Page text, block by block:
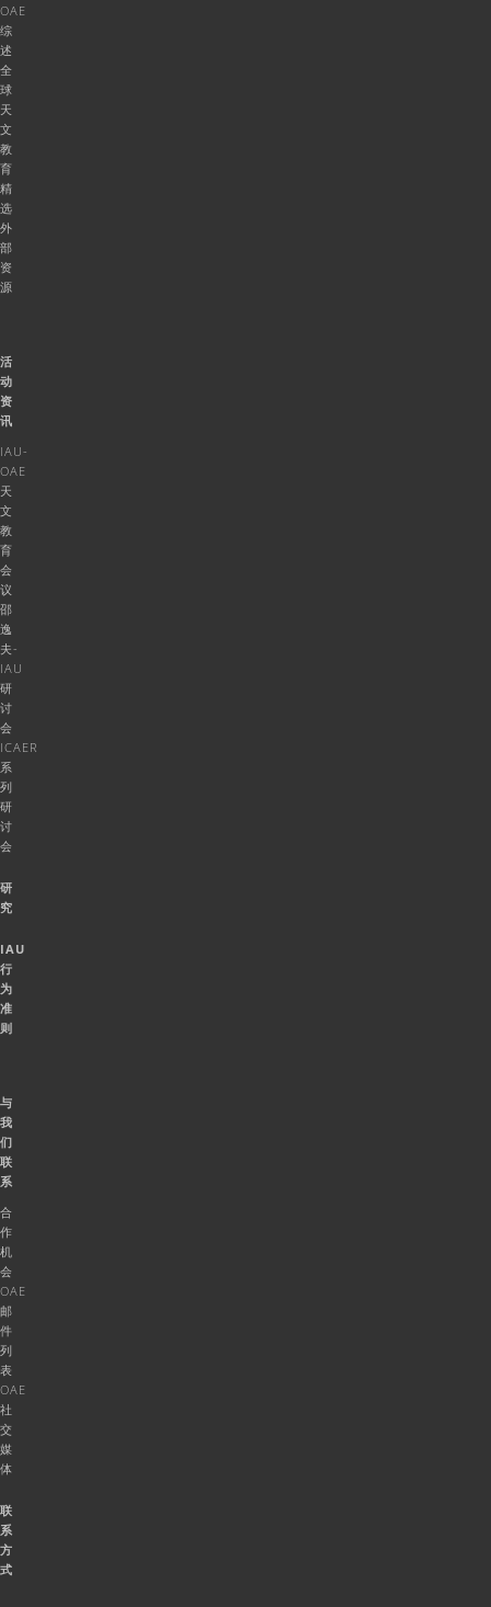
OAE
综
述
全
球
天
文
教
育
精
选
外
部
资
源
活
动
资
讯
IAU-
OAE
天
文
教
育
会
议
邵
逸
夫-
IAU
研
讨
会
ICAER
系
列
研
讨
会
研
究
IAU
行
为
准
则
与
我
们
联
系
合
作
机
会
OAE
邮
件
列
表
OAE
社
交
媒
体
联
系
方
式